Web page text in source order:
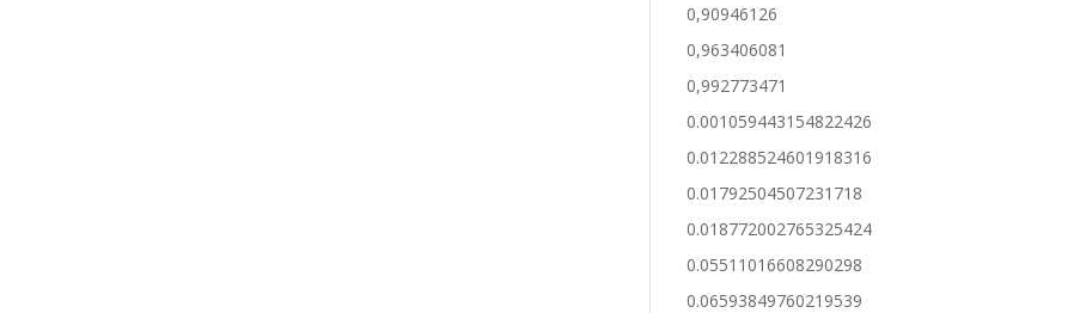
0,90946126
0,963406081
0,992773471
0.001059443154822426
0.012288524601918316
0.01792504507231718
0.018772002765325424
0.05511016608290298
0.06593849760219539